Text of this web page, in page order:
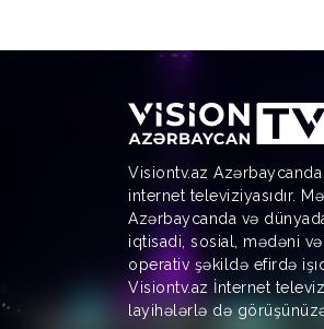
Visiontv.az
internet televiziyasıdır.
Azərbaycanda və
iqtisadi, sosial, mədəni
operativ şəkildə efirdə
Visiontv.az İnternet
layihələrlə də